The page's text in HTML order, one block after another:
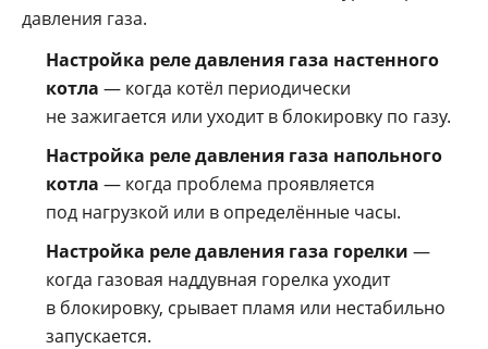
давления газа.
Настройка реле давления газа настенного
котла — когда котёл периодически
не зажигается или уходит в блокировку по газу.
Настройка реле давления газа напольного
котла — когда проблема проявляется
под нагрузкой или в определённые часы.
Настройка реле давления газа горелки —
когда газовая наддувная горелка уходит
в блокировку, срывает пламя или нестабильно
запускается.